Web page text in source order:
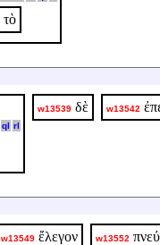
τὸ
ql rl
w13539 δὲ w13542
w13549 ἔλεγον w13552